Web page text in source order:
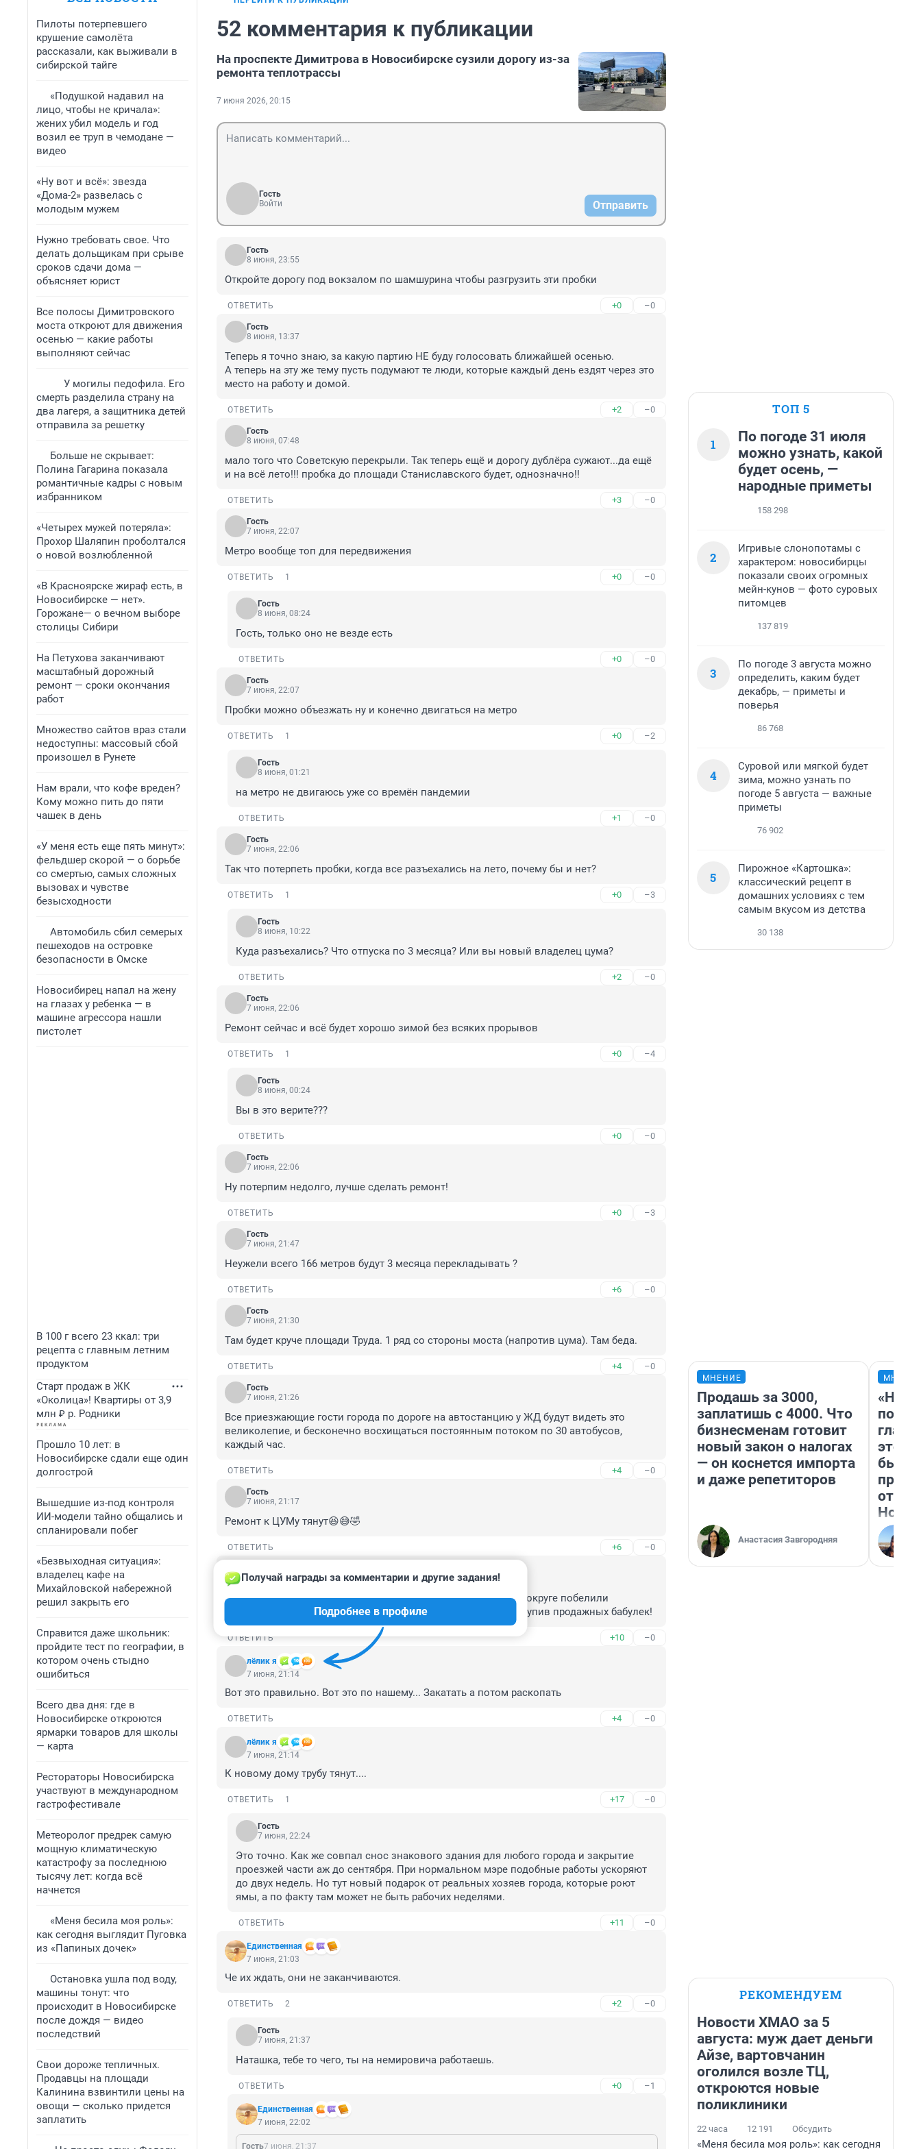
Пилоты потерпевшего
крушение самолёта
рассказали, как выживали в
сибирской тайге
«Подушкой надавил на
лицо, чтобы не кричала»:
жених убил модель и год
возил ее труп в чемодане —
видео
«Ну вот и всё»: звезда
«Дома-2» развелась с
молодым мужем
Нужно требовать свое. Что
делать дольщикам при срыве
сроков сдачи дома —
объясняет юрист
Все полосы Димитровского
моста откроют для движения
осенью — какие работы
выполняют сейчас
У могилы педофила. Его
смерть разделила страну на
два лагеря, а защитника детей
отправила за решетку
Больше не скрывает:
Полина Гагарина показала
романтичные кадры с новым
избранником
«Четырех мужей потеряла»:
Прохор Шаляпин проболтался
о новой возлюбленной
«В Красноярске жираф есть, в
Новосибирске — нет».
Горожане— о вечном выборе
столицы Сибири
На Петухова заканчивают
масштабный дорожный
ремонт — сроки окончания
работ
Множество сайтов враз стали
недоступны: массовый сбой
произошел в Рунете
Нам врали, что кофе вреден?
Кому можно пить до пяти
чашек в день
«У меня есть еще пять минут»:
фельдшер скорой — о борьбе
со смертью, самых сложных
вызовах и чувстве
безысходности
Автомобиль сбил семерых
пешеходов на островке
безопасности в Омске
Новосибирец напал на жену
на глазах у ребенка — в
машине агрессора нашли
пистолет
В 100 г всего 23 ккал: три
рецепта с главным летним
продуктом
Старт продаж в ЖК
«Околица»! Квартиры от 3,9
млн ₽ р. Родники
Прошло 10 лет: в
Новосибирске сдали еще один
долгострой
Вышедшие из-под контроля
ИИ-модели тайно общались и
спланировали побег
«Безвыходная ситуация»:
владелец кафе на
Михайловской набережной
решил закрыть его
Справится даже школьник:
пройдите тест по географии, в
котором очень стыдно
ошибиться
Всего два дня: где в
Новосибирске откроются
ярмарки товаров для школы
— карта
Рестораторы Новосибирска
участвуют в международном
гастрофестивале
Метеоролог предрек самую
мощную климатическую
катастрофу за последнюю
тысячу лет: когда всё
начнется
«Меня бесила моя роль»:
как сегодня выглядит Пуговка
из «Папиных дочек»
Остановка ушла под воду,
машины тонут: что
происходит в Новосибирске
после дождя — видео
последствий
Свои дороже тепличных.
Продавцы на площади
Калинина взвинтили цены на
овощи — сколько придется
заплатить
52 комментария к публикации
На проспекте Димитрова в Новосибирске сузили дорогу из-за
ремонта теплотрассы
7 июня 2026, 20:15
Гость
Войти
Отправить
Гость
8 июня, 23:55
Откройте дорогу под вокзалом по шамшурина чтобы разгрузить эти пробки
ОТВЕТИТЬ +0 –0
Гость
8 июня, 13:37
Теперь я точно знаю, за какую партию НЕ буду голосовать ближайшей осенью.
А теперь на эту же тему пусть подумают те люди, которые каждый день ездят через это
место на работу и домой.
ОТВЕТИТЬ +2 –0
Гость
8 июня, 07:48
мало того что Советскую перекрыли. Так теперь ещё и дорогу дублёра сужают...да ещё
и на всё лето!!! пробка до площади Станиславского будет, однозначно!!
ОТВЕТИТЬ +3 –0
Гость
7 июня, 22:07
Метро вообще топ для передвижения
ОТВЕТИТЬ 1 +0 –0
Гость
8 июня, 08:24
Гость, только оно не везде есть
ОТВЕТИТЬ +0 –0
Гость
7 июня, 22:07
Пробки можно объезжать ну и конечно двигаться на метро
ОТВЕТИТЬ 1 +0 –2
Гость
8 июня, 01:21
на метро не двигаюсь уже со времён пандемии
ОТВЕТИТЬ +1 –0
Гость
7 июня, 22:06
Так что потерпеть пробки, когда все разъехались на лето, почему бы и нет?
ОТВЕТИТЬ 1 +0 –3
Гость
8 июня, 10:22
Куда разъехались? Что отпуска по 3 месяца? Или вы новый владелец цума?
ОТВЕТИТЬ +2 –0
Гость
7 июня, 22:06
Ремонт сейчас и всё будет хорошо зимой без всяких прорывов
ОТВЕТИТЬ 1 +0 –4
Гость
8 июня, 00:24
Вы в это верите???
ОТВЕТИТЬ +0 –0
Гость
7 июня, 22:06
Ну потерпим недолго, лучше сделать ремонт!
ОТВЕТИТЬ +0 –3
Гость
7 июня, 21:47
Неужели всего 166 метров будут 3 месяца перекладывать ?
ОТВЕТИТЬ +6 –0
Гость
7 июня, 21:30
Там будет круче площади Труда. 1 ряд со стороны моста (напротив цума). Там беда.
ОТВЕТИТЬ +4 –0
Гость
7 июня, 21:26
Все приезжающие гости города по дороге на автостанцию у ЖД будут видеть это
великолепие, и бесконечно восхищаться постоянным потоком по 30 автобусов,
каждый час.
ОТВЕТИТЬ +4 –0
Гость
7 июня, 21:17
Ремонт к ЦУМу тянут😆😅🤣
ОТВЕТИТЬ +6 –0
7 июня, 21:17
Это связано с подключением новой 30 этажки, за которую в округе побелили
поребрики и покрасили перила в подъездах, тем самым подкупив продажных бабулек!
ОТВЕТИТЬ +10 –0
лёлик я
Получай награды за комментарии и другие задания!
Подробнее в профиле
7 июня, 21:14
Вот это правильно. Вот это по нашему... Закатать а потом раскопать
ОТВЕТИТЬ +4 –0
лёлик я
7 июня, 21:14
К новому дому трубу тянут....
ОТВЕТИТЬ 1 +17 –0
Гость
7 июня, 22:24
Это точно. Как же совпал снос знакового здания для любого города и закрытие
проезжей части аж до сентября. При нормальном мэре подобные работы ускоряют
до двух недель. Но тут новый подарок от реальных хозяев города, которые роют
ямы, а по факту там может не быть рабочих неделями.
ОТВЕТИТЬ +11 –0
Единственная
7 июня, 21:03
Че их ждать, они не заканчиваются.
ОТВЕТИТЬ 2 +2 –0
Гость
7 июня, 21:37
Наташка, тебе то чего, ты на немировича работаешь.
ОТВЕТИТЬ +0 –1
Единственная
7 июня, 22:02
Гость7 июня, 21:37
ТОП 5
1
По погоде 31 июля
можно узнать, какой
будет осень, —
народные приметы
158 298
2
Игривые слонопотамы с
характером: новосибирцы
показали своих огромных
мейн-кунов — фото суровых
питомцев
137 819
3
По погоде 3 августа можно
определить, каким будет
декабрь, — приметы и
поверья
86 768
4
Суровой или мягкой будет
зима, можно узнать по
погоде 5 августа — важные
приметы
76 902
5
Пирожное «Картошка»:
классический рецепт в
домашних условиях с тем
самым вкусом из детства
30 138
МНЕНИЕ
Продашь за 3000,
заплатишь с 4000. Что
бизнесменам готовит
новый закон о налогах
— он коснется импорта
и даже репетиторов
Анастасия Завгородняя
этого
бьет
РЕКОМЕНДУЕМ
Новости ХМАО за 5
августа: муж дает деньги
Айзе, вартовчанин
оголился возле ТЦ,
откроются новые
поликлиники
22 часа 12 191 Обсудить
«Меня бесила моя роль»: как сегодня